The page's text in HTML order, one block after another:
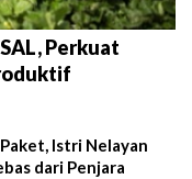
Perkuat
Istri Nelayan
dari Penjara